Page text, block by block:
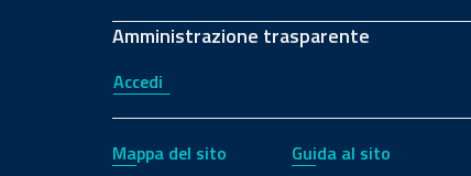
Amministrazione trasparente
Accedi
Mappa del sito Guida al sito